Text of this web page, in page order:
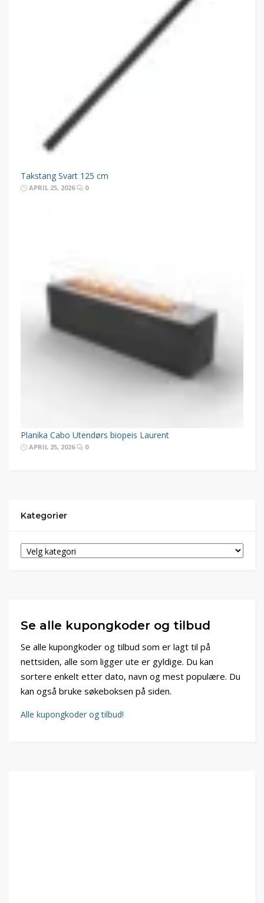
Takstang Svart 125 cm
APRIL 25, 2026 0
Planika Cabo Utendørs biopeis Laurent
APRIL 25, 2026 0
Kategorier
Se alle kupongkoder og tilbud
Se alle kupongkoder og tilbud som er lagt til på
nettsiden, alle som ligger ute er gyldige. Du kan
sortere enkelt etter dato, navn og mest populære. Du
kan også bruke søkeboksen på siden.
Alle kupongkoder og tilbud!